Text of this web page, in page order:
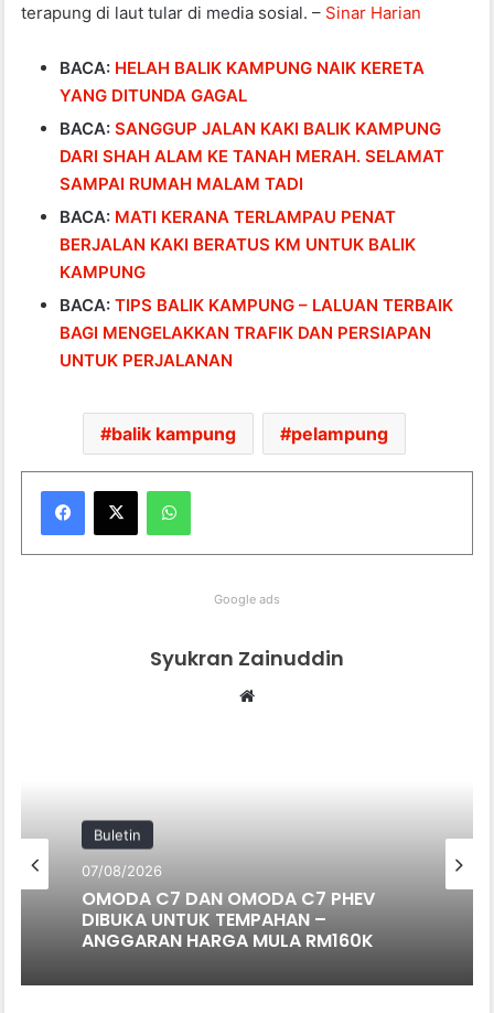
terapung di laut tular di media sosial. – Sinar Harian
BACA: HELAH BALIK KAMPUNG NAIK KERETA
YANG DITUNDA GAGAL
BACA:SANGGUP JALAN KAKI BALIK KAMPUNG
DARI SHAH ALAM KE TANAH MERAH. SELAMAT
SAMPAI RUMAH MALAM TADI
BACA: MATI KERANA TERLAMPAU PENAT
BERJALAN KAKI BERATUS KM UNTUK BALIK
KAMPUNG
BACA:TIPS BALIK KAMPUNG – LALUAN TERBAIK
BAGI MENGELAKKAN TRAFIK DAN PERSIAPAN
UNTUK PERJALANAN
balik kampung pelampung
WhatsApp
Google ads
Syukran Zainuddin
Buletin
07/08/2026
OMODA C7 DAN OMODA C7 PHEV
DIBUKA UNTUK TEMPAHAN –
ANGGARAN HARGA MULA RM160K